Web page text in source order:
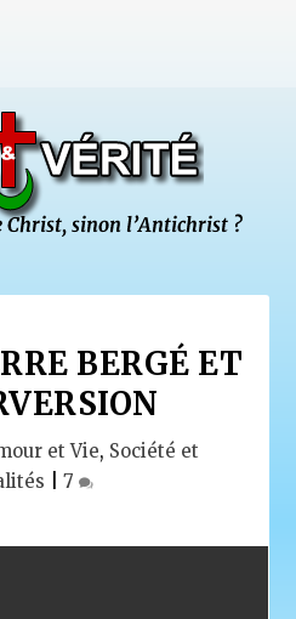
BERGÉ ET
et Vie, Société et
7